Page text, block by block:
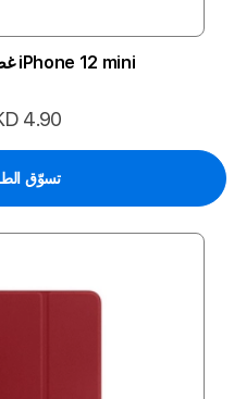
iPhone 12 mini غطاء جلدي باللون الأحمر
السعر
4.90
تسوّق